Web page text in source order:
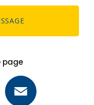
page